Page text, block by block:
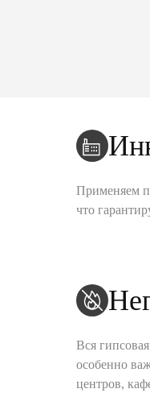
Применяем
что
Вся
особенно
центров,